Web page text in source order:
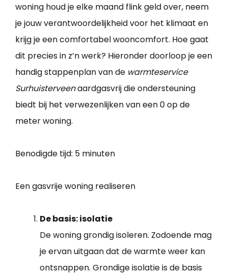
woning houd je elke maand flink geld over, neem
je jouw verantwoordelijkheid voor het klimaat en
krijg je een comfortabel wooncomfort. Hoe gaat
dit precies in z’n werk? Hieronder doorloop je een
handig stappenplan van de warmteservice
Surhuisterveenaardgasvrij die ondersteuning
biedt bij het verwezenlijken van een 0 op de
meter woning.
Benodigde tijd: 5 minuten
Een gasvrije woning realiseren
De basis: isolatie
De woning grondig isoleren. Zodoende mag
je ervan uitgaan dat de warmte weer kan
ontsnappen. Grondige isolatie is de basis